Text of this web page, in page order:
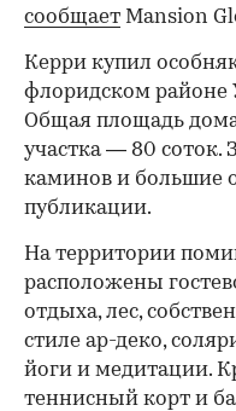
сообщает Mansion
Керри купил
флоридском районе
Общая площадь дома
участка — 80 соток.
каминов и большие
публикации.
На территории
расположены
отдыха, лес,
стиле ар-деко,
йоги и медитации.
теннисный корт и